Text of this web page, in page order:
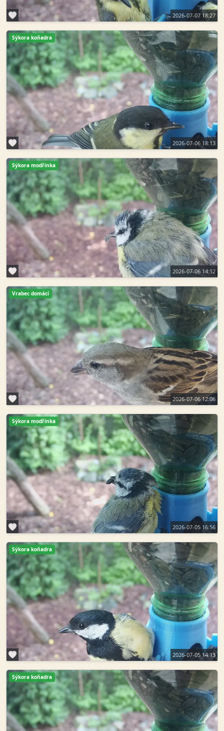
2026-07-07 18:27
Sýkora koňadra
2026-07-06 18:13
Sýkora modřinka
2026-07-06 14:12
Vrabec domácí
2026-07-06 12:06
Sýkora modřinka
2026-07-05 16:56
Sýkora koňadra
2026-07-05 14:13
Sýkora koňadra